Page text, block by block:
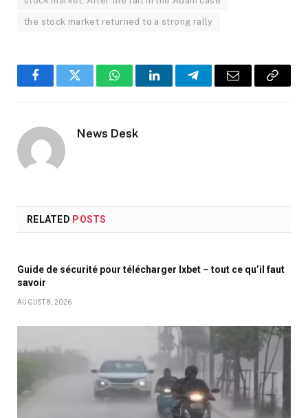
the stock market returned to a strong rally
FacebookTwitter WhatsAppLinkedInTelegramEmail
Copy
News Desk
RELATED POSTS
Guide de sécurité pour télécharger Ixbet – tout ce qu’il faut
savoir
AUGUST 8, 2026